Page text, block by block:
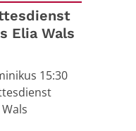
Elia Wals
15:30